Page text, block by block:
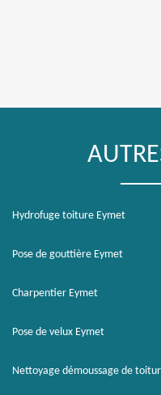
Hydrofuge toiture Eymet
Pose de gouttière Eymet
Charpentier Eymet
Pose de velux Eymet
Nettoyage démoussage de